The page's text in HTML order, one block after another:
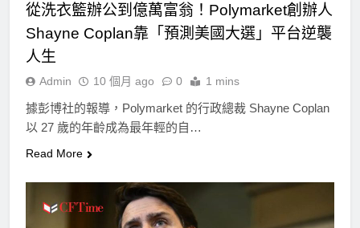
從洗衣籃辦公到億萬富翁！Polymarket創辦人
Shayne Coplan靠「預測美國大選」平台逆襲
人生
Admin 10 個月 ago 0 1 mins
據彭博社的報導，Polymarket 的行政總裁 Shayne Coplan
以 27 歲的年齡成為最年輕的自…
Read More